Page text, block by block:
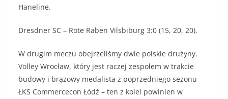
Haneline.
Dresdner SC – Rote Raben Vilsbiburg 3:0 (15, 20, 20).
W drugim meczu obejrzeliśmy dwie polskie drużyny.
Volley Wrocław, który jest raczej zespołem w trakcie
budowy i brązowy medalista z poprzedniego sezonu
ŁKS Commercecon Łódź – ten z kolei powinien w